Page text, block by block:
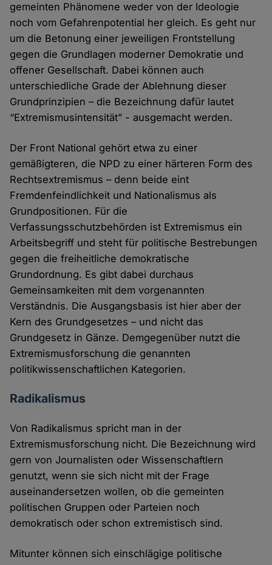
gemeinten Phänomene weder von der Ideologie
noch vom Gefahrenpotential her gleich. Es geht nur
um die Betonung einer jeweiligen Frontstellung
gegen die Grundlagen moderner Demokratie und
offener Gesellschaft. Dabei können auch
unterschiedliche Grade der Ablehnung dieser
Grundprinzipien – die Bezeichnung dafür lautet
“Extremismusintensität” - ausgemacht werden.
Der Front National gehört etwa zu einer
gemäßigteren, die NPD zu einer härteren Form des
Rechtsextremismus – denn beide eint
Fremdenfeindlichkeit und Nationalismus als
Grundpositionen. Für die
Verfassungsschutzbehörden ist Extremismus ein
Arbeitsbegriff und steht für politische Bestrebungen
gegen die freiheitliche demokratische
Grundordnung. Es gibt dabei durchaus
Gemeinsamkeiten mit dem vorgenannten
Verständnis. Die Ausgangsbasis ist hier aber der
Kern des Grundgesetzes – und nicht das
Grundgesetz in Gänze. Demgegenüber nutzt die
Extremismusforschung die genannten
politikwissenschaftlichen Kategorien.
Radikalismus
Von Radikalismus spricht man in der
Extremismusforschung nicht. Die Bezeichnung wird
gern von Journalisten oder Wissenschaftlern
genutzt, wenn sie sich nicht mit der Frage
auseinandersetzen wollen, ob die gemeinten
politischen Gruppen oder Parteien noch
demokratisch oder schon extremistisch sind.
Mitunter können sich einschlägige politische